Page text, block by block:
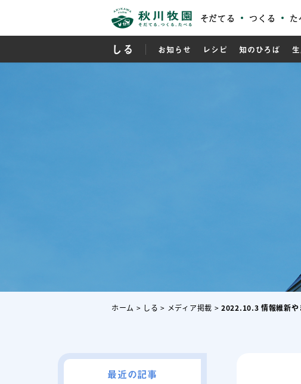
そだてる つくる た
しる お知らせ レシピ 知のひろば
ホーム > しる > メディア掲載 >2022.10.3 情報維新や
最近の記事